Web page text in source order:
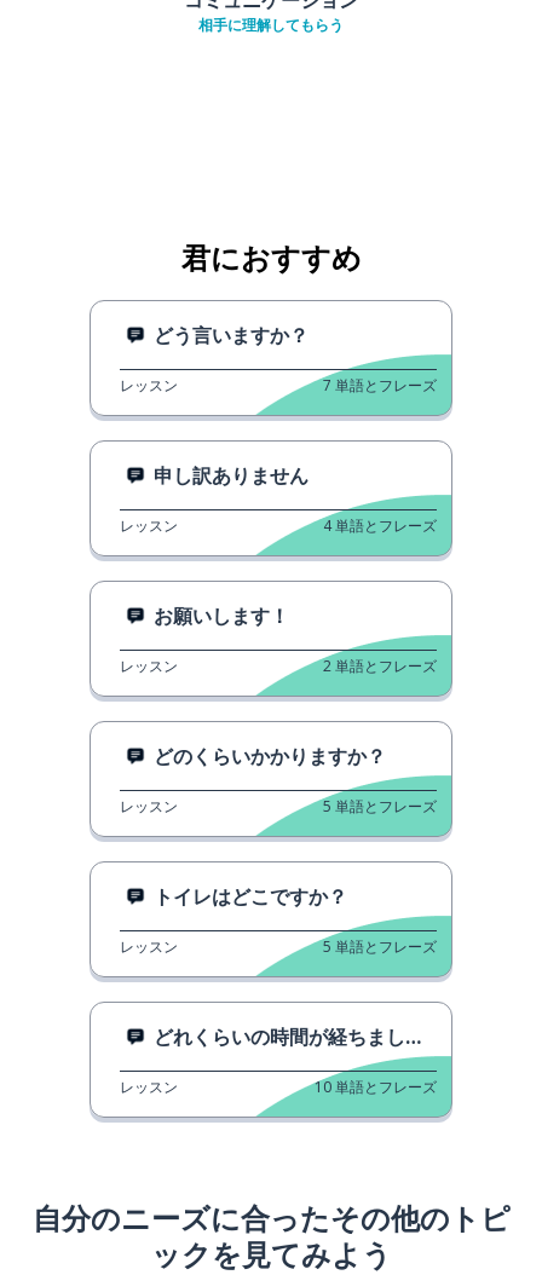
相手に理解してもらう
君におすすめ
どう言いますか？
レッスン 7 単語とフレーズ
申し訳ありません
レッスン 4単語とフレーズ
お願いします！
レッスン 2単語とフレーズ
どのくらいかかりますか？
レッスン 5 単語とフレーズ
トイレはどこですか？
レッスン 5 単語とフレーズ
どれくらいの時間が経ちましたか？
レッスン 10単語とフレーズ
自分のニーズに合ったその他のトピ
ックを見てみよう